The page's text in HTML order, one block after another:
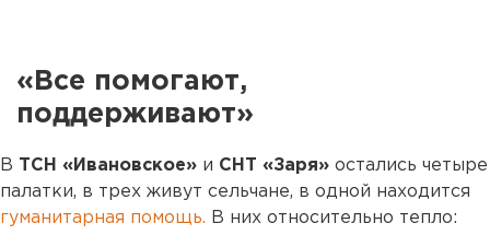
«Все помогают,
поддерживают»
В ТСН «Ивановское» и СНТ «Заря» остались четыре
палатки, в трех живут сельчане, в одной находится
гуманитарная помощь. В них относительно тепло: